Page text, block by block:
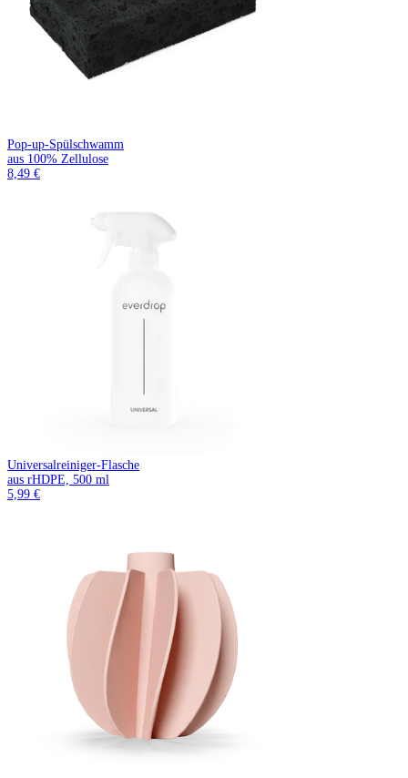
Pop-up-Spülschwamm
aus 100% Zellulose
8,49 €
Universalreiniger-Flasche
aus rHDPE, 500 ml
5,99 €